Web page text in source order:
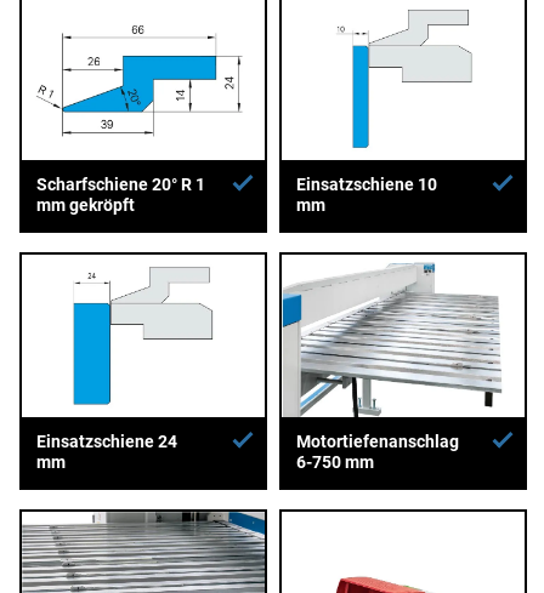
Scharfschiene 20° R 1
mm gekröpft
Einsatzschiene 10
mm
Einsatzschiene 24
mm
Motortiefenanschlag
6-750 mm